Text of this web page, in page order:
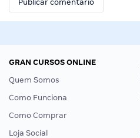
GRAN CURSOS ONLINE
Quem Somos
Como Funciona
Como Comprar
Loja Social